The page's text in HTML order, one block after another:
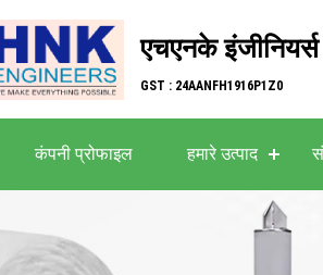
एचएनके इंजीनियर्स
GST : 24AANFH1916P1Z0
कंपनी प्रोफाइल हमारे उत्पाद